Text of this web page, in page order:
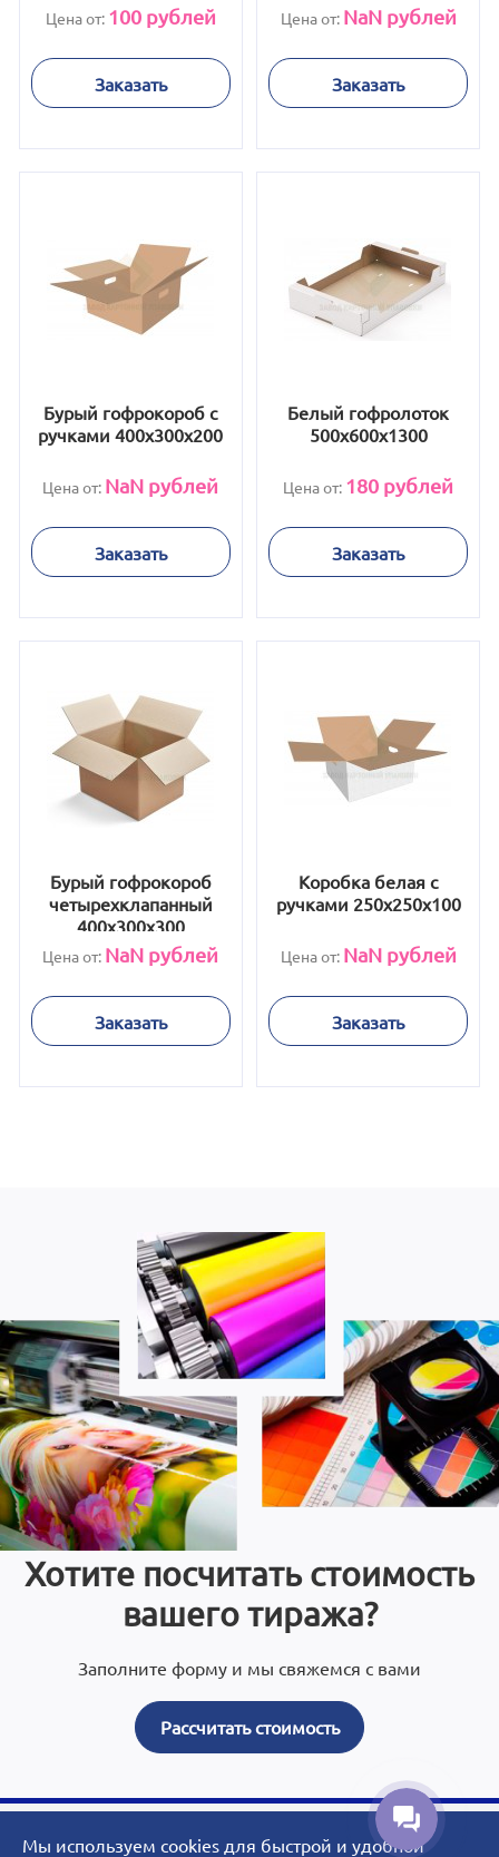
Цена от: 100рублей
Заказать
Цена от: NaNрублей
Заказать
Бурый гофрокороб с
ручками 400х300х200
Цена от: NaN рублей
Заказать
Белый гофролоток
500x600x1300
Цена от: 180 рублей
Заказать
Бурый гофрокороб
четырехклапанный
400х300х300
Цена от: NaN рублей
Заказать
Коробка белая с
ручками 250х250х100
Цена от: NaNрублей
Заказать
Хотите посчитать стоимость
вашего тиража?
Заполните форму и мы свяжемся с вами
Рассчитать стоимость
Мы используем cookies для быстрой и удобной